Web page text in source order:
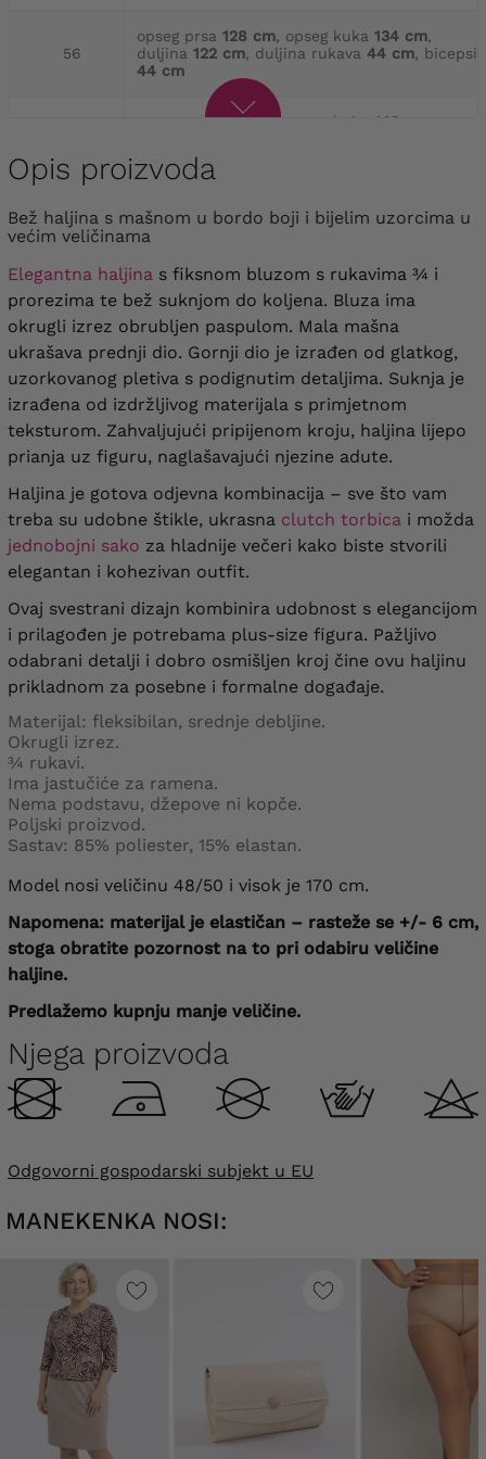
56
opseg prsa 128 cm, opseg kuka 134 cm,
duljina 122 cm, duljina rukava 44 cm, bicepsi
44 cm
opseg prsa 136 cm, opseg kuka 142 cm
60
opseg prsa 140 cm , opseg kuka 146 cm
duljina
129 cm, duljina rukava 45 cm , bicepsi
48 cm
Opis proizvoda
Bež haljina s mašnom u bordo boji i bijelim uzorcima u
većim veličinama
Elegantna haljina s fiksnom bluzom s rukavima ¾ i
prorezima te bež suknjom do koljena. Bluza ima
okrugli izrez obrubljen paspulom. Mala mašna
ukrašava prednji dio. Gornji dio je izrađen od glatkog,
uzorkovanog pletiva s podignutim detaljima. Suknja je
izrađena od izdržljivog materijala s primjetnom
teksturom. Zahvaljujući pripijenom kroju, haljina lijepo
prianja uz figuru, naglašavajući njezine adute.
Haljina je gotova odjevna kombinacija – sve što vam
treba su udobne štikle, ukrasna clutch torbica i možda
jednobojni sako za hladnije večeri kako biste stvorili
elegantan i kohezivan outfit.
Ovaj svestrani dizajn kombinira udobnost s elegancijom
i prilagođen je potrebama plus-size figura. Pažljivo
odabrani detalji i dobro osmišljen kroj čine ovu haljinu
prikladnom za posebne i formalne događaje.
Materijal: fleksibilan, srednje debljine.
Okrugli izrez.
¾ rukavi.
Ima jastučiće za ramena.
Nema podstavu, džepove ni kopče.
Poljski proizvod.
Sastav: 85% poliester, 15% elastan.
Model nosi veličinu 48/50 i visok je 170 cm.
Napomena: materijal je elastičan – rasteže se +/- 6 cm,
stoga obratite pozornost na to pri odabiru veličine
haljine.
Predlažemo kupnju manje veličine.
Njega proizvoda
Odgovorni gospodarski subjekt u EU
MANEKENKA NOSI: